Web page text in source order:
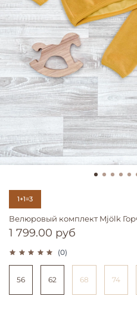
1+1=3
(0)
Велюровый комплект Mjölk
1 799.00 руб
56 62 68 74